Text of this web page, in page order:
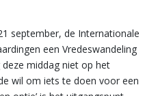
september, de Internationale
een Vredeswandeling
middag niet op het
wil om iets te doen voor een